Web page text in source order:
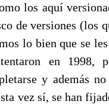
los aquí
de versiones (los
lo bien que se
en 1998,
y además
vez sí, se han